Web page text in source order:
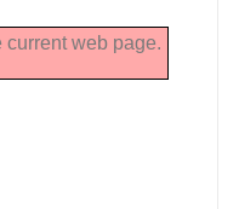
web page.